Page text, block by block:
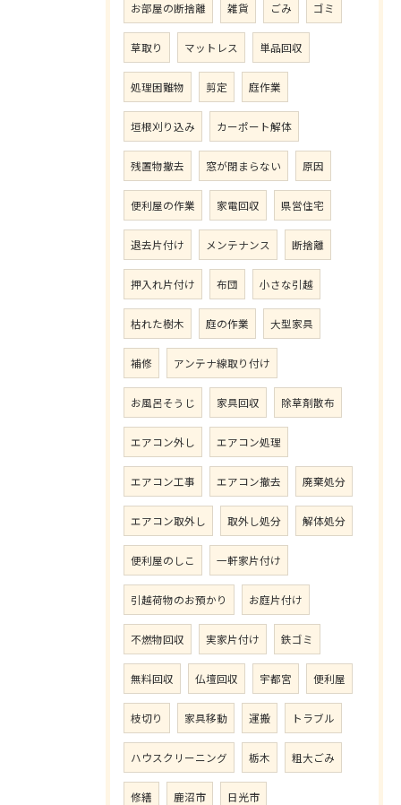
お部屋の断捨離 雑貨 ごみ ゴミ
草取り マットレス 単品回収
処理困難物 剪定 庭作業
垣根刈り込み カーポート解体
残置物撤去 窓が閉まらない 原因
便利屋の作業 家電回収 県営住宅
退去片付け メンテナンス 断捨離
押入れ片付け 布団 小さな引越
枯れた樹木 庭の作業 大型家具
補修 アンテナ線取り付け
お風呂そうじ 家具回収 除草剤散布
エアコン外し エアコン処理
エアコン工事 エアコン撤去 廃棄処分
エアコン取外し 取外し処分 解体処分
便利屋のしこ 一軒家片付け
引越荷物のお預かり お庭片付け
不燃物回収 実家片付け 鉄ゴミ
無料回収 仏壇回収 宇都宮 便利屋
枝切り 家具移動 運搬 トラブル
ハウスクリーニング 栃木 粗大ごみ
修繕 鹿沼市 日光市